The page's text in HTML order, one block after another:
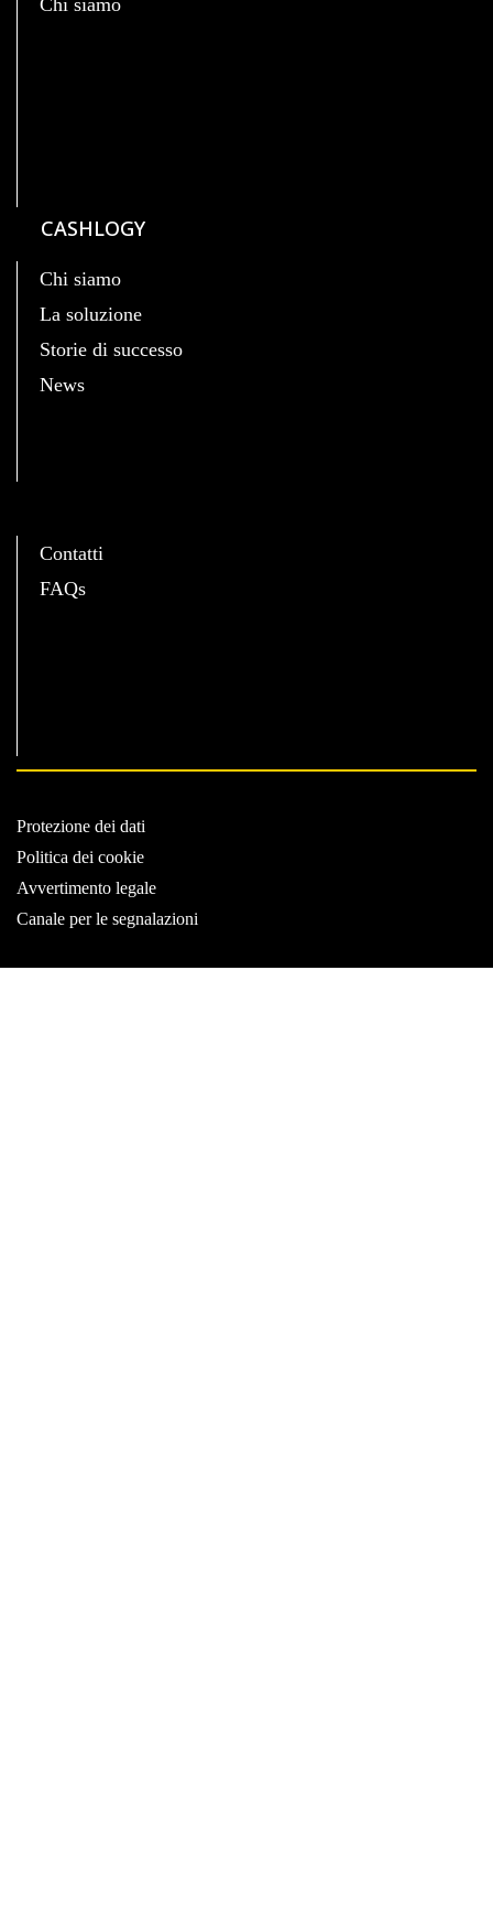
Chi siamo
CASHLOGY
Chi siamo
La soluzione
Storie di successo
News
Contatti
FAQs
Protezione dei dati
Politica dei cookie
Avvertimento legale
Canale per le segnalazioni